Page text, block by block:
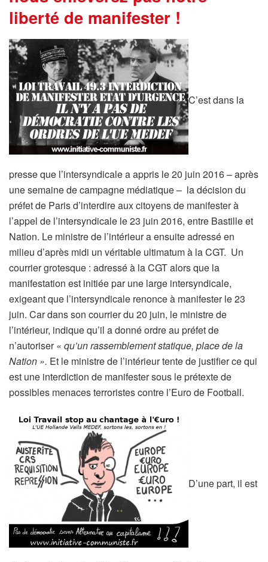
liberté de manifester !
C’est dans la
presse que l’intersyndicale a appris le 20 juin 2016 – après
une semaine de campagne médiatique – la décision du
préfet de Paris d’interdire aux citoyens de manifester à
l’appel de l’intersyndicale le 23 juin 2016, entre Bastille et
Nation. Le ministre de l’intérieur a ensuite adressé en
milieu d’après midi un véritable ultimatum à la CGT. Un
courrier grotesque : adressé à la CGT alors que la
manifestation est initiée par une large intersyndicale,
exigeant que l’intersyndicale renonce à manifester le 23
juin. Car dans son courrier du 20 juin, le ministre de
l’intérieur, indique qu’il a donné ordre au préfet de
n’autoriser« qu’un rassemblement statique, place de la
Nation ». Et le ministre de l’intérieur tente de justifier ce qui
est une interdiction de manifester sous le prétexte de
possibles menaces terroristes contre l’Euro de Football.
D’une part, il est